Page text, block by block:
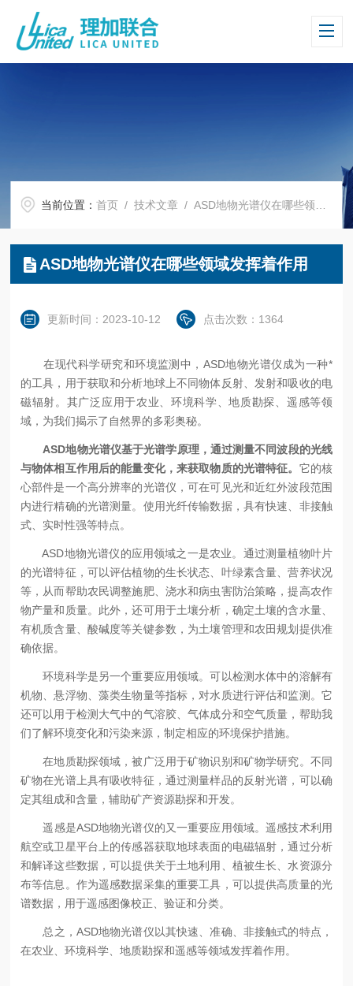
当前位置：首页 /技术文章 / ASD地物光谱仪在哪些领域发挥着作用
ASD地物光谱仪在哪些领域发挥着作用
更新时间：2023-10-12 点击次数：1364
在现代科学研究和环境监测中，ASD地物光谱仪成为一种*
的工具，用于获取和分析地球上不同物体反射、发射和吸收的电
磁辐射。其广泛应用于农业、环境科学、地质勘探、遥感等领
域，为我们揭示了自然界的多彩奥秘。
ASD地物光谱仪基于光谱学原理，通过测量不同波段的光线
与物体相互作用后的能量变化，来获取物质的光谱特征。 它的核
心部件是一个高分辨率的光谱仪，可在可见光和近红外波段范围
内进行精确的光谱测量。使用光纤传输数据，具有快速、非接触
式、实时性强等特点。
ASD地物光谱仪的应用领域之一是农业。通过测量植物叶片
的光谱特征，可以评估植物的生长状态、叶绿素含量、营养状况
等，从而帮助农民调整施肥、浇水和病虫害防治策略，提高农作
物产量和质量。此外，还可用于土壤分析，确定土壤的含水量、
有机质含量、酸碱度等关键参数，为土壤管理和农田规划提供准
确依据。
环境科学是另一个重要应用领域。可以检测水体中的溶解有
机物、悬浮物、藻类生物量等指标，对水质进行评估和监测。它
还可以用于检测大气中的气溶胶、气体成分和空气质量，帮助我
们了解环境变化和污染来源，制定相应的环境保护措施。
在地质勘探领域，被广泛用于矿物识别和矿物学研究。不同
矿物在光谱上具有吸收特征，通过测量样品的反射光谱，可以确
定其组成和含量，辅助矿产资源勘探和开发。
遥感是ASD地物光谱仪的又一重要应用领域。遥感技术利用
航空或卫星平台上的传感器获取地球表面的电磁辐射，通过分析
和解译这些数据，可以提供关于土地利用、植被生长、水资源分
布等信息。作为遥感数据采集的重要工具，可以提供高质量的光
谱数据，用于遥感图像校正、验证和分类。
总之，ASD地物光谱仪以其快速、准确、非接触式的特点，
在农业、环境科学、地质勘探和遥感等领域发挥着作用。